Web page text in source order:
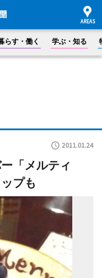
らす・働く 学ぶ・知る
2011.01.24
「メルティ
プも